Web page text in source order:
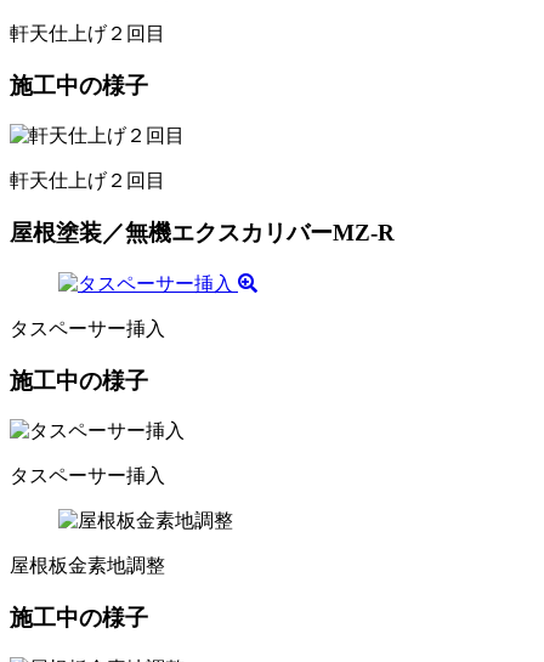
軒天仕上げ２回目
施工中の様子
軒天仕上げ２回目
屋根塗装／無機エクスカリバーMZ-R
タスペーサー挿入
施工中の様子
タスペーサー挿入
屋根板金素地調整
施工中の様子